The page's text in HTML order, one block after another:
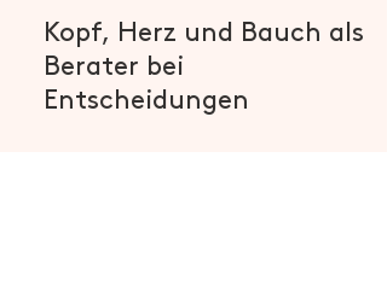
Kopf, Herz und Bauch als
Berater bei
Entscheidungen